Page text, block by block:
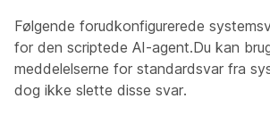
Følgende forudkonfigurerede
for den scriptede AI-agent.Du kan
meddelelserne for standardsvar fra
dog ikke slette disse svar.